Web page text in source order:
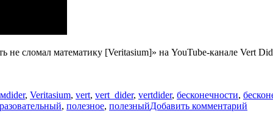
сломал математику [Veritasium]» на YouTube-канале Vert
Метки
dider, Veritasium, vert, vert_dider, vertdider, бесконечности,
, полезное, полезныйДобавить комментарий